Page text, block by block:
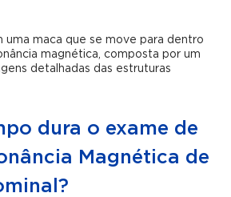
uma maca que se move para dentro
magnética, composta por um
detalhadas das estruturas
dura o exame de
Magnética de